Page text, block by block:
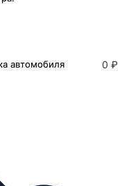
автомобиля 0 ₽